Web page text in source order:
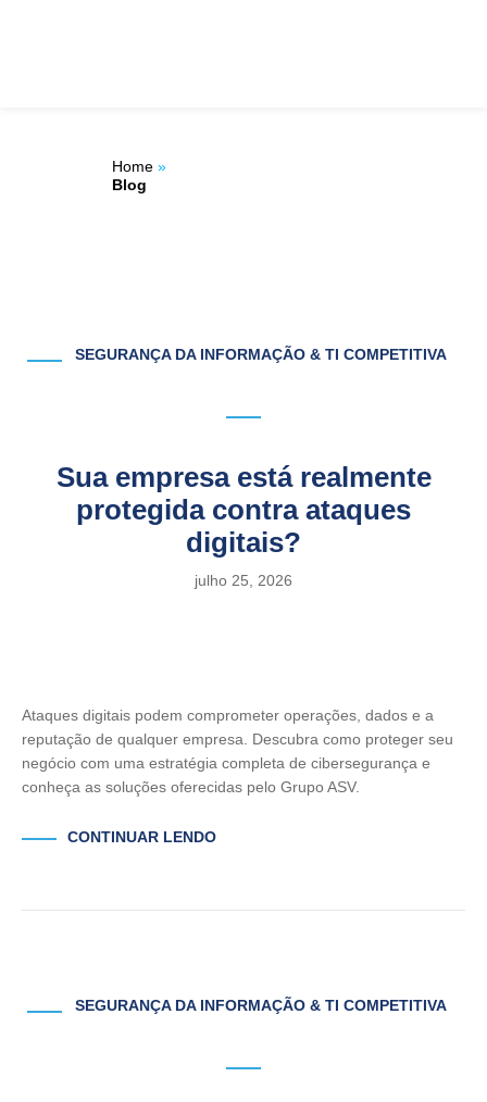
Home »
Blog
SEGURANÇA DA INFORMAÇÃO & TI COMPETITIVA
Sua empresa está realmente
protegida contra ataques
digitais?
julho 25, 2026
Ataques digitais podem comprometer operações, dados e a
reputação de qualquer empresa. Descubra como proteger seu
negócio com uma estratégia completa de cibersegurança e
conheça as soluções oferecidas pelo Grupo ASV.
CONTINUAR LENDO
SEGURANÇA DA INFORMAÇÃO & TI COMPETITIVA